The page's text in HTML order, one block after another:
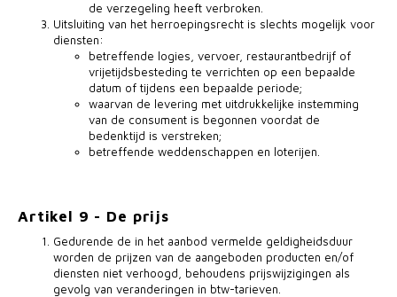
de verzegeling heeft verbroken.
Uitsluiting van het herroepingsrecht is slechts mogelijk voor
diensten:
betreffende logies, vervoer, restaurantbedrijf of
vrijetijdsbesteding te verrichten op een bepaalde
datum of tijdens een bepaalde periode;
waarvan de levering met uitdrukkelijke instemming
van de consument is begonnen voordat de
bedenktijd is verstreken;
betreffende weddenschappen en loterijen.
Artikel 9 - De prijs
Gedurende de in het aanbod vermelde geldigheidsduur
worden de prijzen van de aangeboden producten en/of
diensten niet verhoogd, behoudens prijswijzigingen als
gevolg van veranderingen in btw-tarieven.